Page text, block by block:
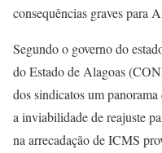
consequências graves para
Segundo o governo do
do Estado de Alagoas
dos sindicatos um
a inviabilidade de reajuste
na arrecadação de ICMS